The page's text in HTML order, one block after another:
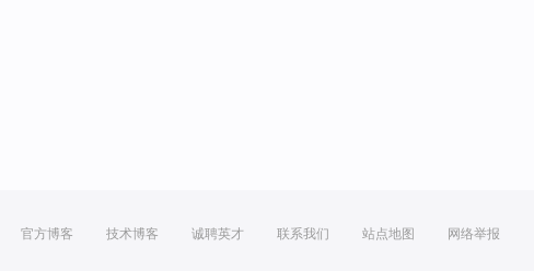
官方博客 技术博客 诚聘英才 联系我们 站点地图 网络举报